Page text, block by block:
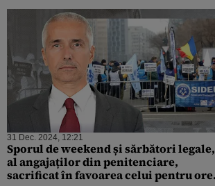
31 Dec. 2024, 12:21
Sporul de weekend și sărbători legale,
al angajaților din penitenciare,
sacrificat în favoarea celui pentru ore